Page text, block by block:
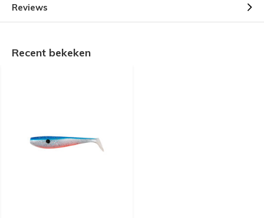
Reviews
Recent bekeken